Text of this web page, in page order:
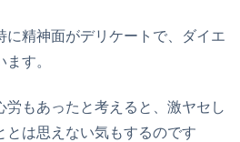
に精神面がデリケートで、ダイエ
す。
労もあったと考えると、激ヤセし
とは思えない気もするのです